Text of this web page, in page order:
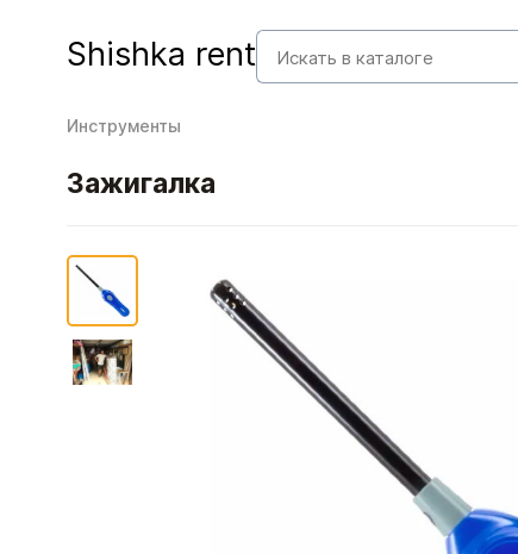
Shishka rent
Инструменты
Зажигалка